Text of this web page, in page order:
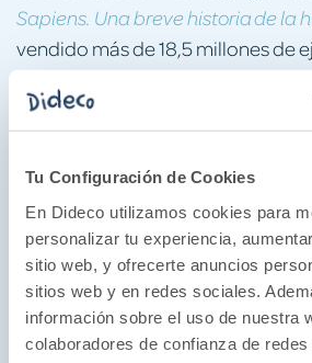
Tu Configuración de Cookies
En Dideco utilizamos cookies para
personalizar tu experiencia,
sitio web, y ofrecerte anuncios
sitios web y en redes sociales.
información sobre el uso de nuestra
colaboradores de confianza de
Sapiens. Una breve historia de la
vendido más de 18,5 millones de
leerse como continuación del
forma independiente, y pretende
nuevos lectores y contribuir a
que la biología y la historia nos
ayudado a comprender lo que
«humano».
Si quieres averiguar por qué
atrapados en los sueños de